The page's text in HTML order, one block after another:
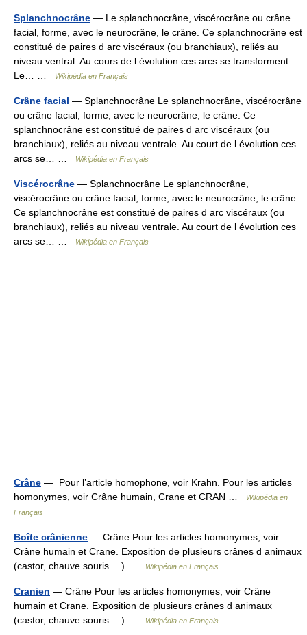
Splanchnocrâne — Le splanchnocrâne, viscérocrâne ou crâne
facial, forme, avec le neurocrâne, le crâne. Ce splanchnocrâne est
constitué de paires d arc viscéraux (ou branchiaux), reliés au
niveau ventral. Au cours de l évolution ces arcs se transforment.
Le… …
Wikipédia en Français
Crâne facial — Splanchnocrâne Le splanchnocrâne, viscérocrâne
ou crâne facial, forme, avec le neurocrâne, le crâne. Ce
splanchnocrâne est constitué de paires d arc viscéraux (ou
branchiaux), reliés au niveau ventrale. Au court de l évolution ces
arcs se… …
Wikipédia en Français
Viscérocrâne — Splanchnocrâne Le splanchnocrâne,
viscérocrâne ou crâne facial, forme, avec le neurocrâne, le crâne.
Ce splanchnocrâne est constitué de paires d arc viscéraux (ou
branchiaux), reliés au niveau ventrale. Au court de l évolution ces
arcs se… …
Wikipédia en Français
Crâne — Pour l’article homophone, voir Krahn. Pour les articles
homonymes, voir Crâne humain, Crane et CRAN …
Wikipédia en
Français
Boîte crânienne — Crâne Pour les articles homonymes, voir
Crâne humain et Crane. Exposition de plusieurs crânes d animaux
(castor, chauve souris… ) …
Wikipédia en Français
Cranien — Crâne Pour les articles homonymes, voir Crâne
humain et Crane. Exposition de plusieurs crânes d animaux
(castor, chauve souris… ) …
Wikipédia en Français